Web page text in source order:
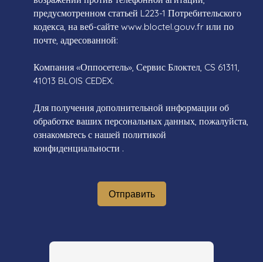
предусмотренном статьей L223-1 Потребительского
кодекса, на веб-сайте www.bloctel.gouv.fr или по
почте, адресованной:
Компания «Оппосетель», Сервис Блоктел, CS 61311,
41013 BLOIS CEDEX.
Для получения дополнительной информации об
обработке ваших персональных данных, пожалуйста,
ознакомьтесь с нашей политикой
конфиденциальности .
Отправить